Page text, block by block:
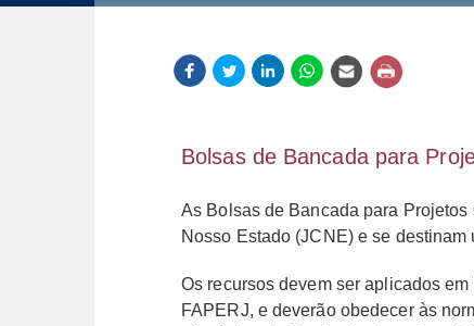
Bolsas de Bancada para
As Bolsas de Bancada para
Nosso Estado (JCNE) e se
Os recursos devem ser aplicados
FAPERJ, e deverão obedecer às